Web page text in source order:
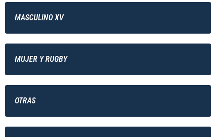
MASCULINO XV
MUJER Y RUGBY
OTRAS